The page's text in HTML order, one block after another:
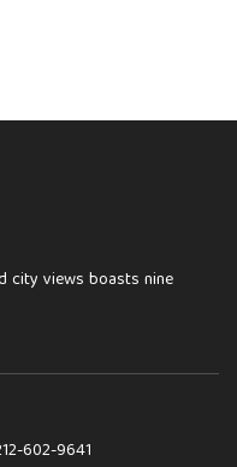
city views boasts nine
602-9641